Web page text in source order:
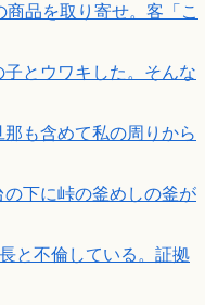
品を取り寄せ。客「こ
とウワキした。そんな
も含めて私の周りから
下に峠の釜めしの釜が
と不倫している。証拠